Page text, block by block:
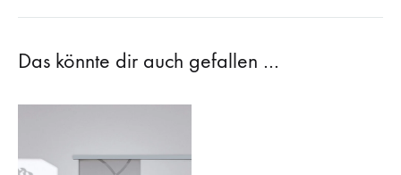
Das könnte dir auch gefallen …